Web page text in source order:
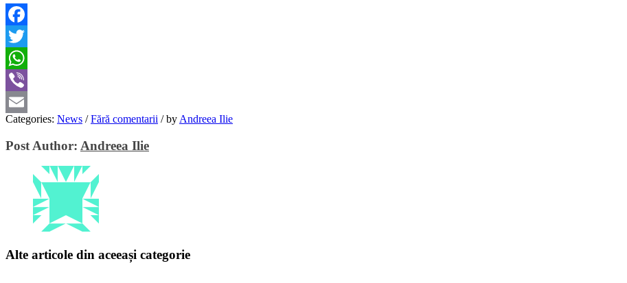
Facebook
Twitter
WhatsApp
Viber
Email
Categories: News / Fără comentarii /by Andreea Ilie
Post Author: Andreea Ilie
Alte articole din aceeași categorie